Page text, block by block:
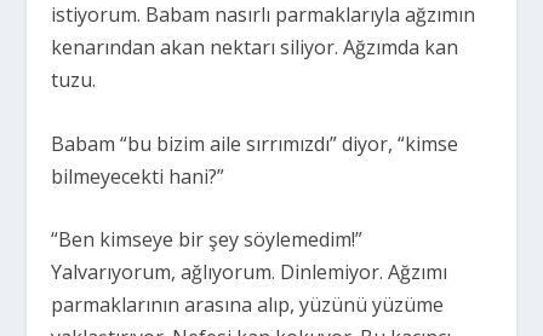
istiyorum. Babam nasırlı parmaklarıyla ağzımın
kenarından akan nektarı siliyor. Ağzımda kan
tuzu.
Babam “bu bizim aile sırrımızdı” diyor, “kimse
bilmeyecekti hani?”
“Ben kimseye bir şey söylemedim!”
Yalvarıyorum, ağlıyorum. Dinlemiyor. Ağzımı
parmaklarının arasına alıp, yüzünü yüzüme